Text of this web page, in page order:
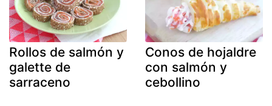
Rollos de salmón y
galette de
sarraceno
Conos de hojaldre
con salmón y
cebollino